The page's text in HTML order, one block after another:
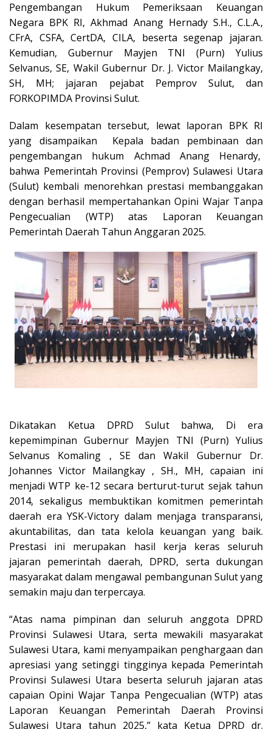
Pengembangan Hukum Pemeriksaan Keuangan
Negara BPK RI, Akhmad Anang Hernady S.H., C.L.A.,
CFrA, CSFA, CertDA, CILA, beserta segenap jajaran.
Kemudian, Gubernur Mayjen TNI (Purn) Yulius
Selvanus, SE, Wakil Gubernur Dr. J. Victor Mailangkay,
SH, MH; jajaran pejabat Pemprov Sulut, dan
FORKOPIMDA Provinsi Sulut.
Dalam kesempatan tersebut, lewat laporan BPK RI
yang disampaikan
Kepala badan pembinaan dan
pengembangan hukum Achmad Anang Henardy,
bahwa Pemerintah Provinsi (Pemprov) Sulawesi Utara
(Sulut) kembali menorehkan prestasi membanggakan
dengan berhasil mempertahankan Opini Wajar Tanpa
Pengecualian (WTP) atas Laporan Keuangan
Pemerintah Daerah Tahun Anggaran 2025.
Dikatakan Ketua DPRD Sulut bahwa, Di era
kepemimpinan Gubernur Mayjen TNI (Purn) Yulius
Selvanus Komaling , SE dan Wakil Gubernur Dr.
Johannes Victor Mailangkay , SH., MH, capaian ini
menjadi WTP ke-12 secara berturut-turut sejak tahun
2014, sekaligus membuktikan komitmen pemerintah
daerah era YSK-Victory dalam menjaga transparansi,
akuntabilitas, dan tata kelola keuangan yang baik.
Prestasi ini merupakan hasil kerja keras seluruh
jajaran pemerintah daerah, DPRD, serta dukungan
masyarakat dalam mengawal pembangunan Sulut yang
semakin maju dan terpercaya.
“Atas nama pimpinan dan seluruh anggota DPRD
Provinsi Sulawesi Utara, serta mewakili masyarakat
Sulawesi Utara, kami menyampaikan penghargaan dan
apresiasi yang setinggi tingginya kepada Pemerintah
Provinsi Sulawesi Utara beserta seluruh jajaran atas
capaian Opini Wajar Tanpa Pengecualian (WTP) atas
Laporan Keuangan Pemerintah Daerah Provinsi
Sulawesi Utara tahun 2025,” kata Ketua DPRD dr.